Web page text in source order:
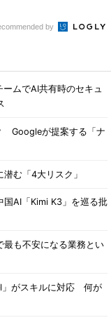
by
ムでAI共有時のセキュ
Googleが提案する「ナ
む「4大リスク」
AI「Kimi K3」を巡る批
も不安になる業務とい
」がスキルに対応 何が